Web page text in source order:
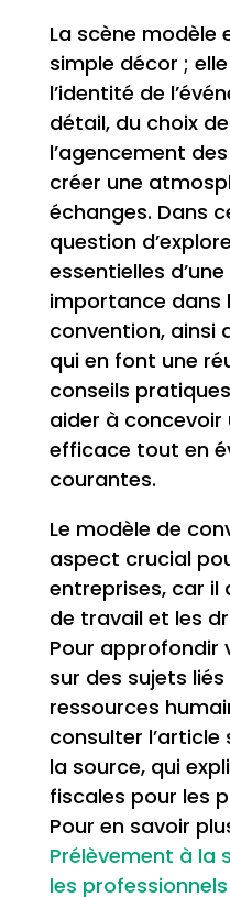
La scène modèle
simple décor ;
l’identité de
détail, du choix
l’agencement
créer une
échanges. Dans
question
essentielles
importance dans
convention, ainsi
qui en font une
conseils
aider à concevoir
efficace tout en
courantes.
Le modèle de
aspect crucial
entreprises, car il
de travail et les
Pour approfondir
sur des sujets
ressources
consulter
la source, qui
fiscales pour les
Pour en savoir
Prélèvement à la
les professionnels